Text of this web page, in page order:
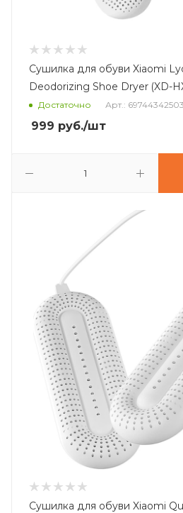
Сушилка для обуви Xiaomi
Deodorizing Shoe Dryer (XD-
Достаточно Арт.:
999 руб./шт
Сушилка для обуви Xiaomi